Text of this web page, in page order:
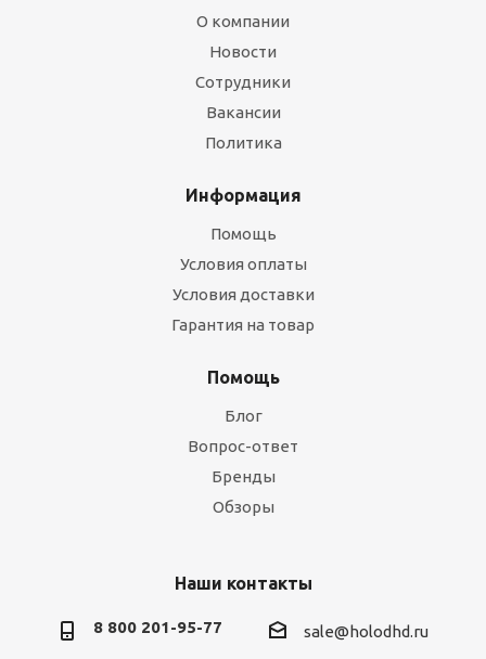
О компании
Новости
Сотрудники
Вакансии
Политика
Информация
Помощь
Условия оплаты
Условия доставки
Гарантия на товар
Помощь
Блог
Вопрос-ответ
Бренды
Обзоры
Наши контакты
8 800 201-95-77 sale@holodhd.ru